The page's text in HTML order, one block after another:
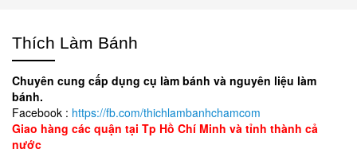
Thích Làm Bánh
Chuyên cung cấp dụng cụ làm bánh và nguyên liệu làm
bánh.
Facebook : https://fb.com/thichlambanhchamcom
Giao hàng các quận tại Tp Hồ Chí Minh và tỉnh thành cả
nước